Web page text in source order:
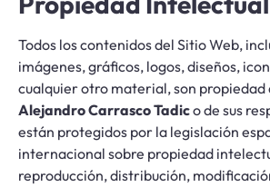
Todos los contenidos del Sitio Web,
imágenes, gráficos, logos, diseños,
cualquier otro material, son propiedad
Alejandro Carrasco Tadico de sus
están protegidos por la legislación
internacional sobre propiedad
reproducción, distribución,